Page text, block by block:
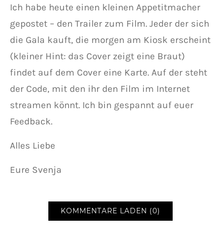
Ich habe heute einen kleinen Appetitmacher
gepostet – den Trailer zum Film. Jeder der sich
die Gala kauft, die morgen am Kiosk erscheint
(kleiner Hint: das Cover zeigt eine Braut)
findet auf dem Cover eine Karte. Auf der steht
der Code, mit den ihr den Film im Internet
streamen könnt. Ich bin gespannt auf euer
Feedback.
Alles Liebe
Eure Svenja
KOMMENTARE LADEN (0)